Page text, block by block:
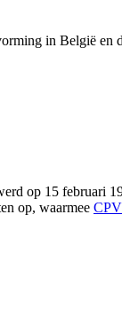
in België en
op 15
op, waarmee